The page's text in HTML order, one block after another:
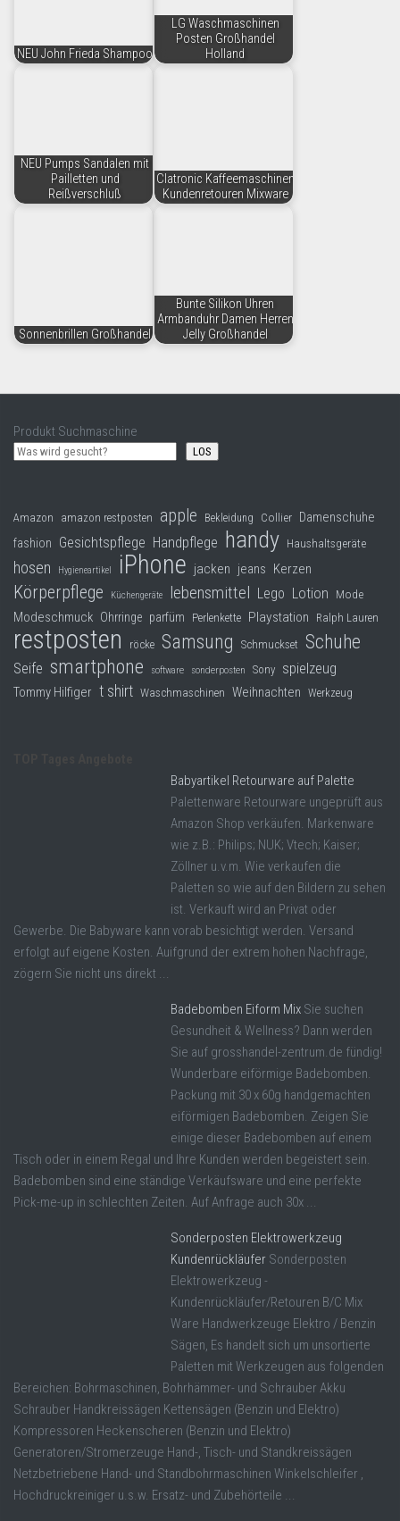
NEU John Frieda Shampoo
LG Waschmaschinen
Posten Großhandel
Holland
NEU Pumps Sandalen mit
Pailletten und
Reißverschluß
Clatronic Kaffeemaschinen
Kundenretouren Mixware
Sonnenbrillen Großhandel
Bunte Silikon Uhren
Armbanduhr Damen Herren
Jelly Großhandel
Produkt Suchmaschine
LOS
Amazon amazon restposten apple Bekleidung Collier Damenschuhe
fashion Gesichtspflege Handpflege handy Haushaltsgeräte
hosen Hygieneartikel iPhone jacken jeans Kerzen
Körperpflege Küchengeräte lebensmittel Lego Lotion Mode
Modeschmuck Ohrringe parfüm Perlenkette Playstation Ralph Lauren
restposten röcke Samsung Schmuckset Schuhe
Seife smartphone software sonderposten Sony spielzeug
Tommy Hilfiger t shirt Waschmaschinen Weihnachten Werkzeug
Babyartikel Retourware auf Palette
Palettenware Retourware ungeprüft aus
Amazon Shop verkäufen. Markenware
wie z.B.: Philips; NUK; Vtech; Kaiser;
Zöllner u.v.m. Wie verkaufen die
Paletten so wie auf den Bildern zu sehen
ist. Verkauft wird an Privat oder
Gewerbe. Die Babyware kann vorab besichtigt werden. Versand
erfolgt auf eigene Kosten. Auifgrund der extrem hohen Nachfrage,
zögern Sie nicht uns direkt ...
Badebomben Eiform Mix Sie suchen
Gesundheit & Wellness? Dann werden
Sie auf grosshandel-zentrum.de fündig!
Wunderbare eiförmige Badebomben.
Packung mit 30 x 60g handgemachten
eiförmigen Badebomben. Zeigen Sie
einige dieser Badebomben auf einem
Tisch oder in einem Regal und Ihre Kunden werden begeistert sein.
Badebomben sind eine ständige Verkäufsware und eine perfekte
Pick-me-up in schlechten Zeiten. Auf Anfrage auch 30x ...
Sonderposten Elektrowerkzeug
Kundenrückläufer Sonderposten
Elektrowerkzeug -
Kundenrückläufer/Retouren B/C Mix
Ware Handwerkzeuge Elektro / Benzin
Sägen, Es handelt sich um unsortierte
Paletten mit Werkzeugen aus folgenden
Bereichen: Bohrmaschinen, Bohrhämmer- und Schrauber Akku
Schrauber Handkreissägen Kettensägen (Benzin und Elektro)
Kompressoren Heckenscheren (Benzin und Elektro)
Generatoren/Stromerzeuge Hand-, Tisch- und Standkreissägen
Netzbetriebene Hand- und Standbohrmaschinen Winkelschleifer ,
Hochdruckreiniger u.s.w. Ersatz- und Zubehörteile ...